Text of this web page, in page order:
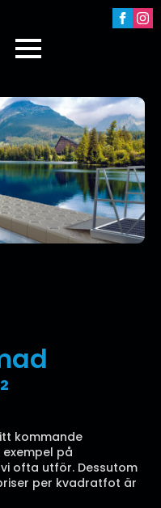
kommande
på
ofta utför. Dessutom
per kvadratfot är